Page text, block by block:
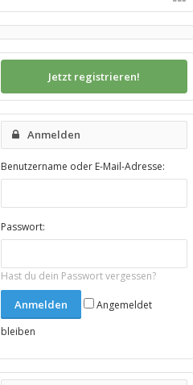
Jetzt registrieren!
Anmelden
Benutzername oder E-Mail-Adresse:
Passwort:
Hast du dein Passwort vergessen?
Angemeldet
bleiben